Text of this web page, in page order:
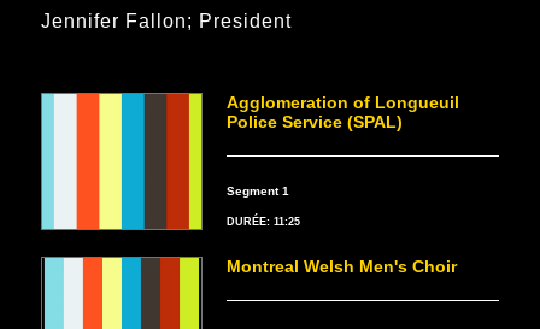
Jennifer Fallon; President
Agglomeration of Longueuil
Police Service (SPAL)
Segment 1
DURÉE: 11:25
Montreal Welsh Men's Choir